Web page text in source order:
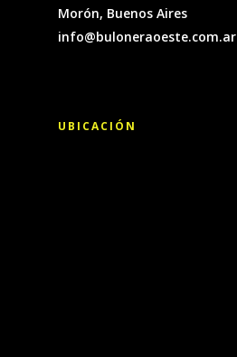
Morón, Buenos Aires
info@buloneraoeste.com.ar
UBICACIÓN